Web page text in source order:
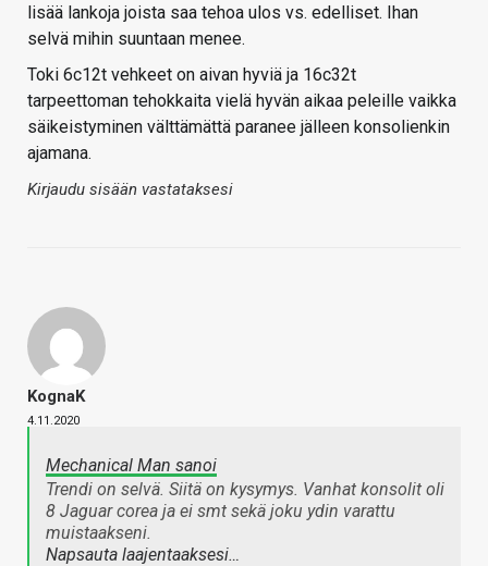
lisää lankoja joista saa tehoa ulos vs. edelliset. Ihan
selvä mihin suuntaan menee.
Toki 6c12t vehkeet on aivan hyviä ja 16c32t
tarpeettoman tehokkaita vielä hyvän aikaa peleille vaikka
säikeistyminen välttämättä paranee jälleen konsolienkin
ajamana.
Kirjaudu sisään vastataksesi
KognaK
4.11.2020
Mechanical Man sanoi
Trendi on selvä. Siitä on kysymys. Vanhat konsolit oli
8 Jaguar corea ja ei smt sekä joku ydin varattu
muistaakseni.
Napsauta laajentaaksesi…